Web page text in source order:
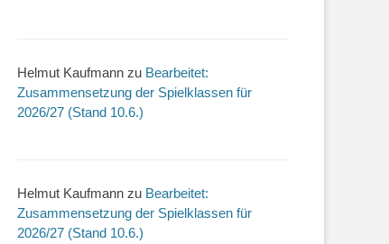
Helmut Kaufmann zu Bearbeitet:
Zusammensetzung der Spielklassen für
2026/27 (Stand 10.6.)
Helmut Kaufmann zu Bearbeitet:
Zusammensetzung der Spielklassen für
2026/27 (Stand 10.6.)